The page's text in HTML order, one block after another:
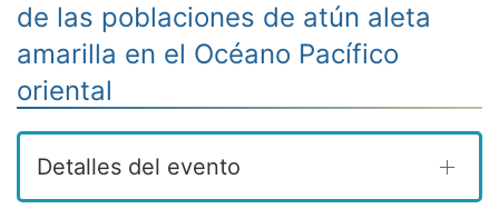
de las poblaciones de atún aleta
amarilla en el Océano Pacífico
oriental
Detalles del evento